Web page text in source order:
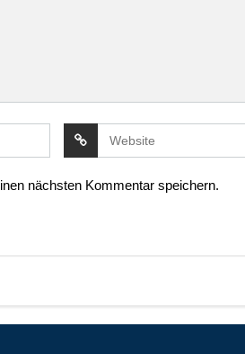
nächsten Kommentar speichern.